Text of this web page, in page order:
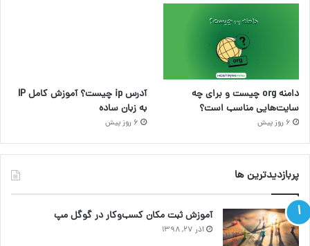
دامنه org چیست و برای چه
سایت‌هایی مناسب است؟
6 روز پیش
آدرس ip چیست؟ آموزش کامل IP
به زبان ساده
6 روز پیش
پربازدیدترین ها
آموزش ثبت مکان کسب‌وکار در گوگل مپ
آذر ۲۷, ۱۳۹۸